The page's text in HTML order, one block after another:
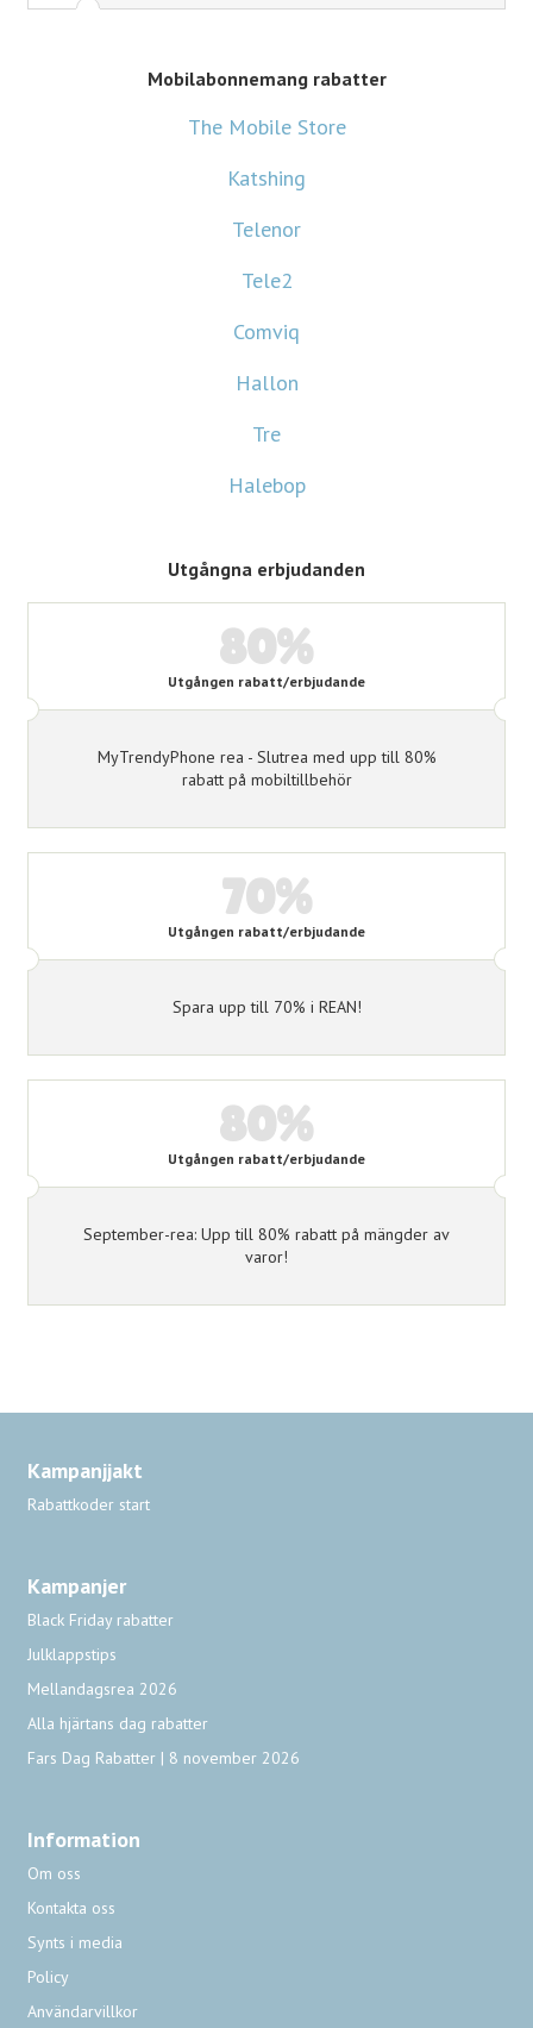
Mobilabonnemang rabatter
The Mobile Store
Katshing
Telenor
Tele2
Comviq
Hallon
Tre
Halebop
Utgångna erbjudanden
80%
Utgången rabatt/erbjudande
MyTrendyPhone rea - Slutrea med upp till 80%
rabatt på mobiltillbehör
70%
Utgången rabatt/erbjudande
Spara upp till 70% i REAN!
80%
Utgången rabatt/erbjudande
September-rea: Upp till 80% rabatt på mängder av
varor!
Kampanjjakt
Rabattkoder start
Kampanjer
Black Friday rabatter
Julklappstips
Mellandagsrea 2026
Alla hjärtans dag rabatter
Fars Dag Rabatter | 8 november 2026
Information
Om oss
Kontakta oss
Synts i media
Policy
Användarvillkor